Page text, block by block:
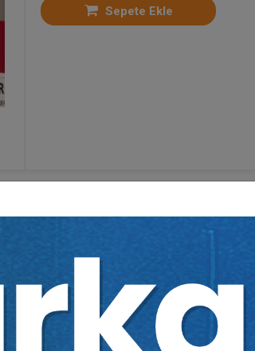
Sepete Ekle
Taşınmaz